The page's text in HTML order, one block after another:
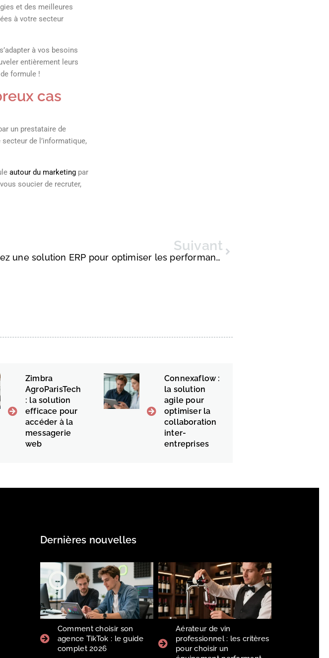
et des meilleures
à votre secteur
à vos besoins
entièrement leurs
formule !
cas
un prestataire de
de l’informatique,
autour du marketing par
soucier de recruter,
Suivant
Choisissez une solution ERP pour optimiser les performances de votre entreprise
Zimbra
AgroParisTech
: la solution
efficace pour
accéder à la
messagerie
web
Connexaflow :
la solution
agile pour
optimiser la
collaboration
inter-
entreprises
Dernières nouvelles
Comment choisir son
agence TikTok : le guide
complet 2026
Aérateur de vin
professionnel : les critères
pour choisir un